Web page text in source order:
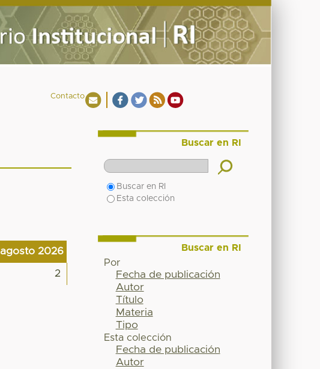
Contacto
agosto 2026
2
Buscar en RI
Buscar en RI
Esta colección
Buscar en RI
Por
Fecha de publicación
Autor
Título
Materia
Tipo
Esta colección
Fecha de publicación
Autor